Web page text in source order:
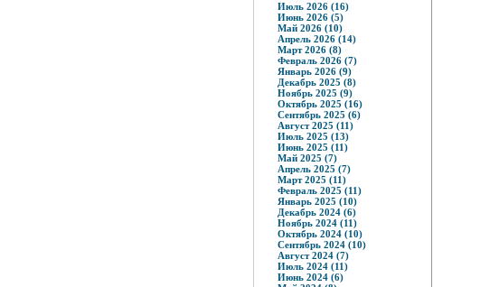
Июль 2026 (16)
Июнь 2026 (5)
Май 2026 (10)
Апрель 2026 (14)
Март 2026 (8)
Февраль 2026 (7)
Январь 2026 (9)
Декабрь 2025 (8)
Ноябрь 2025 (9)
Октябрь 2025 (16)
Сентябрь 2025 (6)
Август 2025 (11)
Июль 2025 (13)
Июнь 2025 (11)
Май 2025 (7)
Апрель 2025 (7)
Март 2025 (11)
Февраль 2025 (11)
Январь 2025 (10)
Декабрь 2024 (6)
Ноябрь 2024 (11)
Октябрь 2024 (10)
Сентябрь 2024 (10)
Август 2024 (7)
Июль 2024 (11)
Июнь 2024 (6)